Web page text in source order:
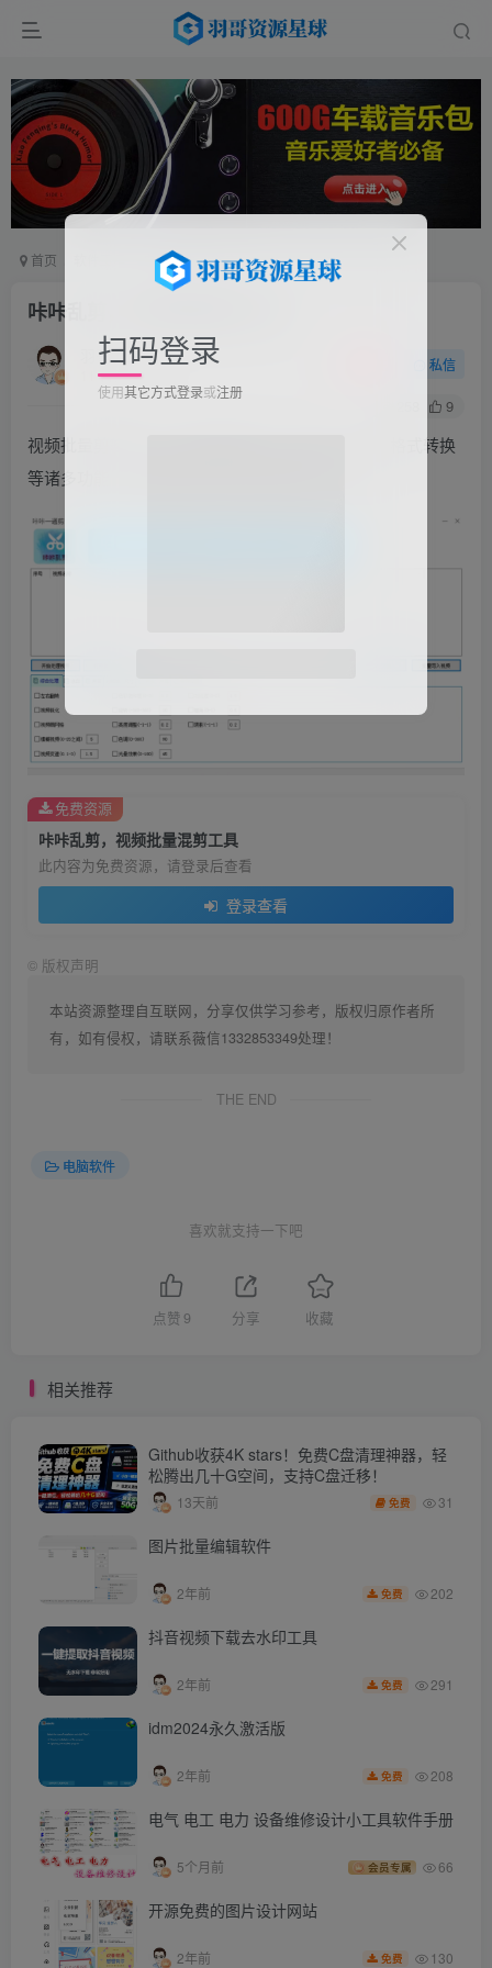
首页 电脑软件 正文
咔咔乱剪，视频批量混剪工具
羽哥
11个月前更新
私信
9
视频批量剪辑工具，具有视频合并、压缩、分割、格式转换
等诸多功能，视频搬运混剪必备电脑软件工具！
咔咔乱剪，视频批量混剪工具
此内容为免费资源，请登录后查看
登录查看
免费资源
© 版权声明
本站资源整理自互联网，分享仅供学习参考，版权归原作者所
有，如有侵权，请联系薇信1332853349处理！
THE END
电脑软件
喜欢就支持一下吧
点赞 9 分享 收藏
相关推荐
Github收获4K stars！免费C盘清理神器，轻
松腾出几十G空间，支持C盘迁移！
13天前 免费 31
图片批量编辑软件
2年前 免费 202
抖音视频下载去水印工具
2年前 免费 291
idm2024永久激活版
2年前 免费 208
电气 电工 电力 设备维修设计小工具软件手册
5个月前 会员专属 66
开源免费的图片设计网站
2年前 免费 130
扫码登录
使用其它方式登录或注册